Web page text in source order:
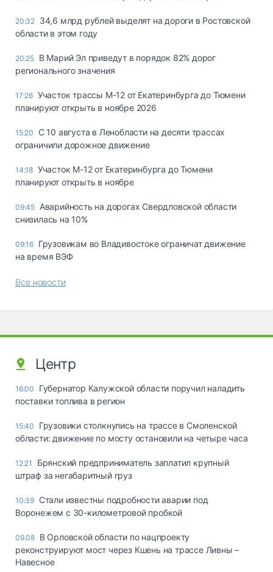
20:32 34,6 млрд рублей выделят на дороги в Ростовской
области в этом году
20:25 В Марий Эл приведут в порядок 82% дорог
регионального значения
17:26 Участок трассы М-12 от Екатеринбурга до Тюмени
планируют открыть в ноябре 2026
15:20
С 10 августа в Ленобласти на десяти трассах
ограничили дорожное движение
14:18 Участок М-12 от Екатеринбурга до Тюмени
планируют открыть в ноябре
09:45 Аварийность на дорогах Свердловской области
снизилась на 10%
09:16 Грузовикам во Владивостоке ограничат движение
на время ВЭФ
Все новости
Центр
16:00
Губернатор Калужской области поручил наладить
поставки топлива в регион
15:40
Грузовики столкнулись на трассе в Смоленской
области: движение по мосту остановили на четыре часа
12:21
Брянский предприниматель заплатил крупный
штраф за негабаритный груз
10:39 Стали известны подробности аварии под
Воронежем с 30-километровой пробкой
09.08 В Орловской области по нацпроекту
реконструируют мост через Кшень на трассе Ливны –
Навесное